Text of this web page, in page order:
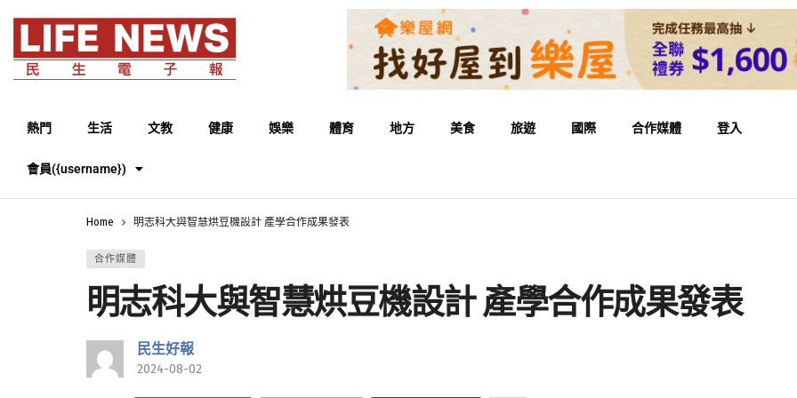
熱門 生活 文教 健康 娛樂 體育 地方 美食 旅遊 國際 合作媒體 登入
會員({username})
Home 明志科大與智慧烘豆機設計 產學合作成果發表
合作媒體
明志科大與智慧烘豆機設計 產學合作成果發表
民生好報
2024-08-02